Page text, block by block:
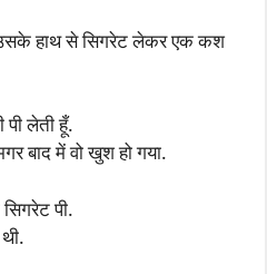
हाथ से सिगरेट लेकर एक कश
लेती हूँ.
बाद में वो खुश हो गया.
पी.